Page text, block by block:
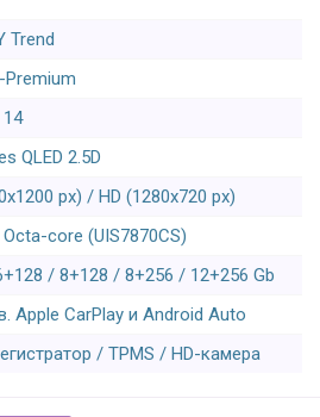
Trend
Premium
QLED 2.5D
px) / HD (1280x720 px)
Octa-core (UIS7870CS)
/ 8+128 / 8+256 / 12+256 Gb
Apple CarPlay и Android Auto
/ TPMS / HD-камера